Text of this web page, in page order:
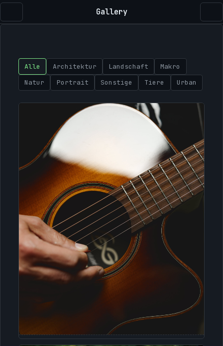
Gallery
Alle Architektur Landschaft
Makro
Natur
Portrait Sonstige Tiere Urban